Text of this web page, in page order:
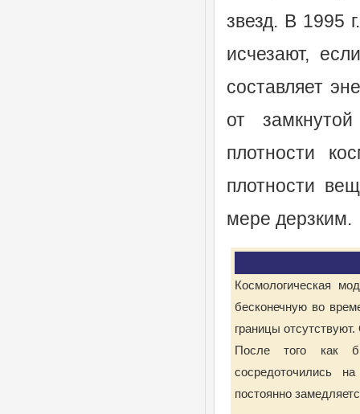
звезд. В 1995
исчезают,
составляет
от
плотности
плотности
мере дерзким.
Космологическая
бесконечную во
границы
После того как
сосредоточились
постоянно